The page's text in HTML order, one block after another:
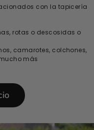
con la tapicería
rotas o descosidas o
camarotes, colchones,
más